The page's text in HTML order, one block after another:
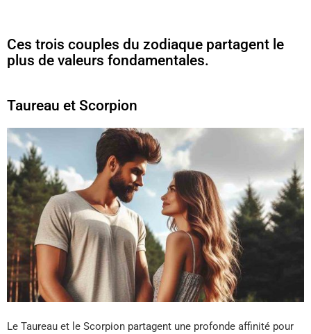
Ces trois couples du zodiaque partagent le
plus de valeurs fondamentales.
Taureau et Scorpion
Le Taureau et le Scorpion partagent une profonde affinité pour